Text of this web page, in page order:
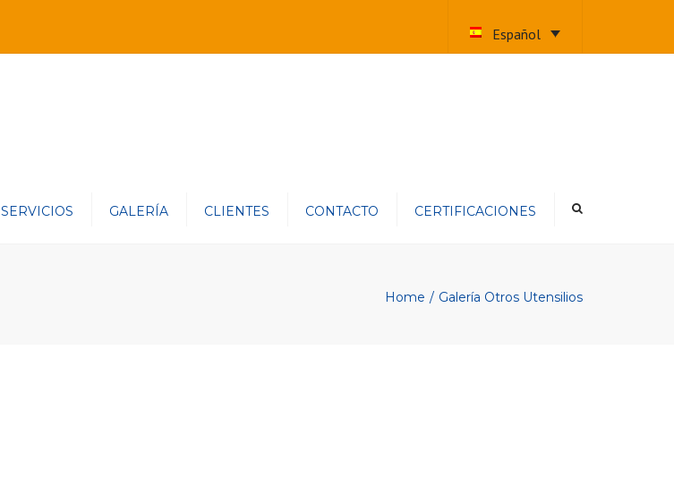
Español
SERVICIOS GALERÍA CLIENTES CONTACTO CERTIFICACIONES
Home Galería Otros Utensilios